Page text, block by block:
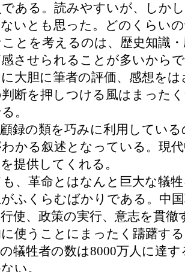
ある。読みやすいが、しか
いとも思った。どのくらい
とを考えるのは、歴史知識
させられることが多いから
大胆に筆者の評価、感想を
断を押しつける風はまった
。
録の類を巧みに利用してい
かる叙述となっている。現
提供してくれる。
、革命とはなんと巨大な犠
ふくらむばかりである。中
使、政策の実行、意志を貫
使うことにまったく躊躇す
犠牲者の数は8000万人に達
い。